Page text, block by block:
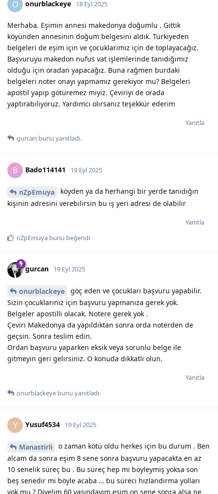
O onurblackeye 18 Eyl 2025
Merhaba. Eşimin annesi makedonya doğumlu . Gittik
köyünden annesinin doğum belgesini aldık. Türkiyeden
belgeleri de eşim için ve çocuklarımız için de toplayacağız.
Başvuruyu makedon nufus vat işlemlerinde tanıdığımız
olduğu için oradan yapacağız. Buna rağmen burdaki
belgeleri noter onayı yapmamız gerekiyor mu? Belgeleri
apostil yapıp götüremez miyiz. Çeviriyi de orada
yaptırabiliyoruz. Yardımcı olırsanız teşekkür ederim
Yanıtla
gurcan bunu yanıtladı.
B Bado114141 19 Eyl 2025
nZpEmuya
köyden ya da herhangi bir yerde tanıdığın
kişinin adresini verebilirsin bu iş yeri adresi de olabilir
Yanıtla
nZpEmuya bunu beğendi
gurcan 19 Eyl 2025
onurblackeye
göç eden ve çocukları başvuru yapabilir.
Sizin çocuklarınız için başvuru yapmanıza gerek yok.
Belgeler apostilli olacak. Notere gerek yok .
Çeviri Makedonya da yapıldıktan sonra orda noterden de
geçsin. Sonra teslim edin.
Ordan başvuru yaparken eksik veya sorunlu belge ile
gitmeyin geri gelirsiniz. O konuda dikkatli olun.
Yanıtla
onurblackeye bunu yanıtladı.
Y Yusuf4534 19 Eyl 2025
Manastirli
o zaman kötü oldu herkes için bu durum . Ben
alcam da sonra eşim 8 sene sonra başvuru yapacakta en az
10 senelik süreç bu . Bu süreç hep mi böyleymiş yoksa son
beş senedir mi böyle acaba … bu süreci hızlandırma yolları
yok mu ? Diyelim 60 yaşındayım eşim on sene sonra alsa ne